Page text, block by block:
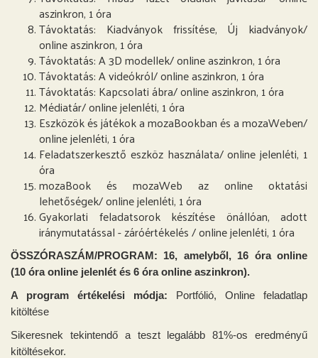
aszinkron, 1 óra
Távoktatás: Kiadványok frissítése, Új kiadványok/
online aszinkron, 1 óra
Távoktatás: A 3D modellek/ online aszinkron, 1 óra
Távoktatás: A videókról/ online aszinkron, 1 óra
Távoktatás: Kapcsolati ábra/ online aszinkron, 1 óra
Médiatár/ online jelenléti, 1 óra
Eszközök és játékok a mozaBookban és a mozaWeben/
online jelenléti, 1 óra
Feladatszerkesztő eszköz használata/ online jelenléti, 1
óra
mozaBook és mozaWeb az online oktatási
lehetőségek/ online jelenléti, 1 óra
Gyakorlati feladatsorok készítése önállóan, adott
iránymutatással - záróértékelés / online jelenléti, 1 óra
ÖSSZÓRASZÁM/PROGRAM: 16, amelyből, 16 óra online
(10 óra online jelenlét és 6 óra online aszinkron).
A program értékelési módja: Portfólió, Online feladatlap
kitöltése
Sikeresnek tekintendő a teszt legalább 81%-os eredményű
kitöltésekor.